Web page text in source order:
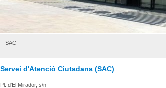
SAC
Servei d'Atenció Ciutadana (SAC)
Pl. d'El Mirador, s/n